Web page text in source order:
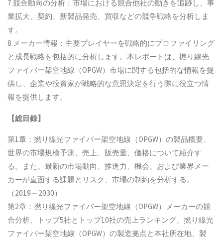
7.競合動向の分析：市場における競合他社の動きを追跡し、事
業拡大、契約、新製品発売、買収などの競争戦略を分析しま
す。
8.メーカー情報：主要プレイヤーを戦略的にプロファイリング
と成長戦略を包括的に分析します。本レポートは、撚り線光
ファイバー架空地線（OPGW）市場に関する包括的な情報を提
供し、企業や投資家が戦略的な意思決定を行う際に役立つ情
報を提供します。
【総目録】
第1章：撚り線光ファイバー架空地線（OPGW）の製品概要、
世界の市場規模予測、売上、販売量、価格について紹介す
る。また、最新の市場動向、推進力、機会、および業界メー
カーが直面する課題とリスク、市場の制約を分析する。
（2019～2030）
第2章：撚り線光ファイバー架空地線（OPGW）メーカーの競
合分析、トップ5社とトップ10社の売上ランキング、撚り線光
ファイバー架空地線（OPGW）の製造拠点と本社所在地、製